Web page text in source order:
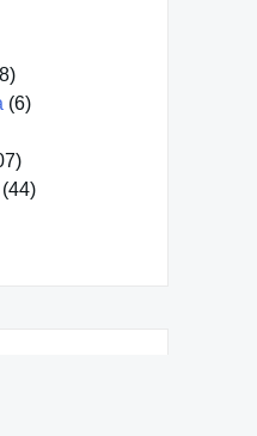
(6)
(44)